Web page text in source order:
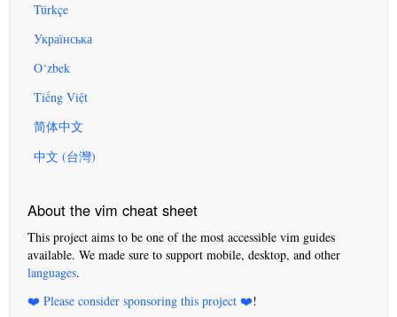
Türkçe
Українська
O‘zbek
Tiếng Việt
简体中文
中文 (台灣)
About the vim cheat sheet
This project aims to be one of the most accessible vim guides
available. We made sure to support mobile, desktop, and other
languages.
❤️ Please consider sponsoring this project ❤️!